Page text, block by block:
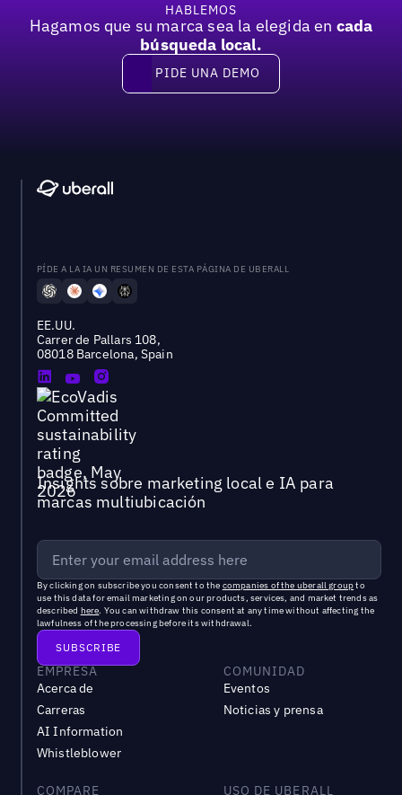
HABLEMOS
Hagamos que su marca sea la elegida en cada
búsqueda local.
Pide una demo
PIDE UNA DEMO
PÍDE A LA IA UN RESUMEN DE ESTA PÁGINA DE UBERALL
EE.UU.
Carrer de Pallars 108,
08018 Barcelona, Spain
Insights sobre marketing local e IA para
marcas multiubicación
By clicking on subscribe you consent to the companies of the uberall groupto
use this data for email marketing on our products, services, and market trends as
described here. You can withdraw this consent at any time without affecting the
lawfulness of the processing before its withdrawal.
EMPRESA
Acerca de
Carreras
AI Information
Whistleblower
COMUNIDAD
Eventos
Noticias y prensa
COMPARE USO DE UBERALL